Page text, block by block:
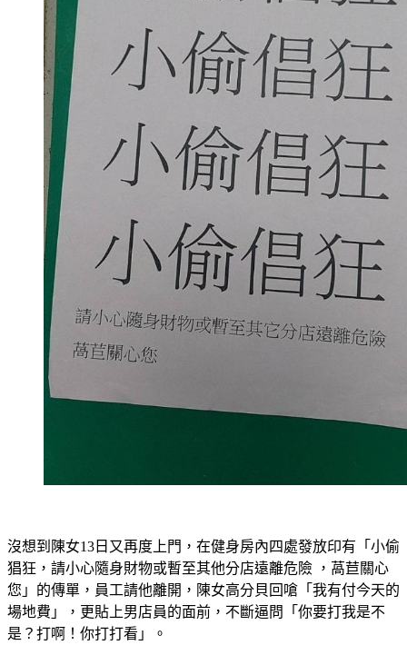
沒想到陳女13日又再度上門，在健身房內四處發放印有「小偷
猖狂，請小心隨身財物或暫至其他分店遠離危險 ，萵苣關心
您」的傳單，員工請他離開，陳女高分貝回嗆「我有付今天的
場地費」，更貼上男店員的面前，不斷逼問「你要打我是不
是？打啊！你打打看」。